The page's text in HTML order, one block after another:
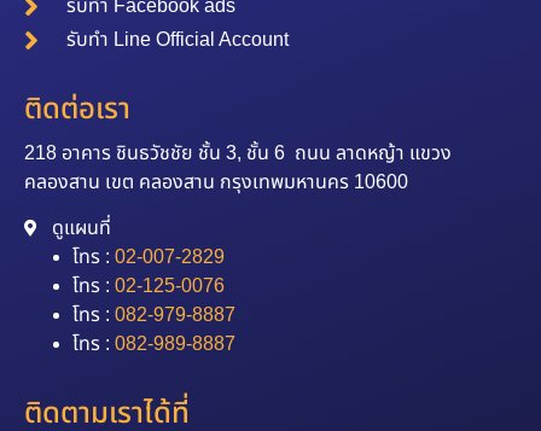
รับทำ Facebook ads
รับทำ Line Official Account
ติดต่อเรา
218 อาคาร ชินธวัชชัย ชั้น 3, ชั้น 6 ถนน ลาดหญ้า แขวง
คลองสาน เขต คลองสาน กรุงเทพมหานคร 10600
ดูแผนที่
โทร : 02-007-2829
โทร : 02-125-0076
โทร : 082-979-8887
โทร : 082-989-8887
ติดตามเราได้ที่